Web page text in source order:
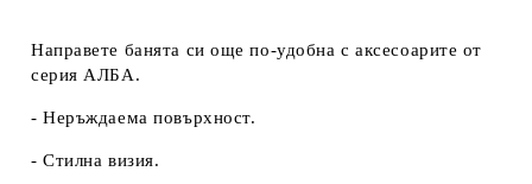
Направете банята си още по-удобна с аксесоарите от
серия АЛБА.
- Неръждаема повърхност.
- Стилна визия.